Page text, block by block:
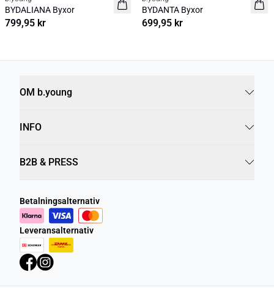
Nyhet
BYDALIANA Byxor
799,95 kr
Nyhet
BYDANTA Byxor
699,95 kr
OM b.young
INFO
B2B & PRESS
Betalningsalternativ
Leveransalternativ